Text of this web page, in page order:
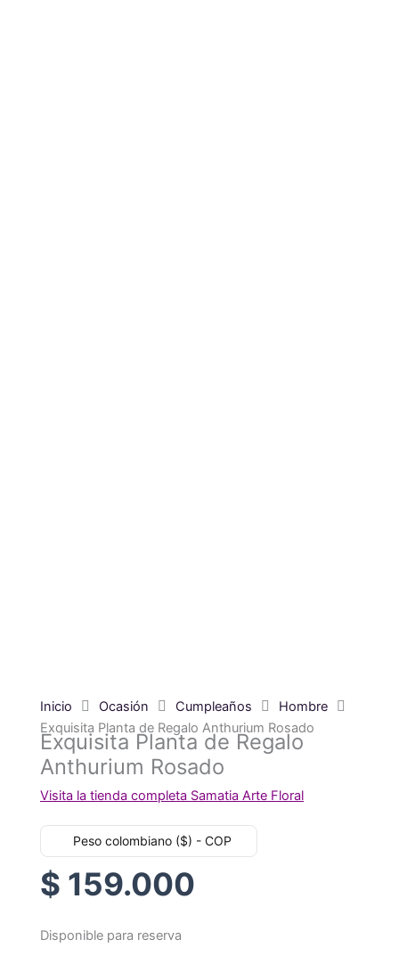
Inicio Ocasión Cumpleaños
Hombre
Exquisita Planta de Regalo Anthurium Rosado
Exquisita Planta de Regalo
Anthurium Rosado
Visita la tienda completa Samatia Arte Floral
Peso colombiano ($) - COP
$ 159.000
Disponible para reserva